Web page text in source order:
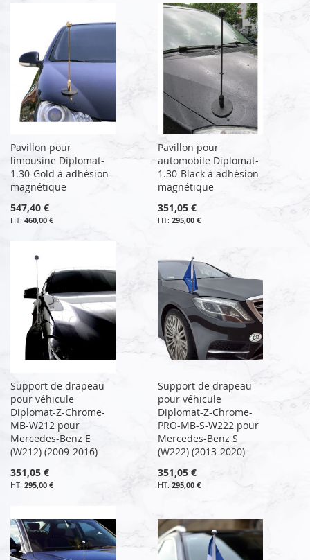
Pavillon pour
limousine Diplomat-
1.30-Gold à adhésion
magnétique
547,40 €
460,00 €
Pavillon pour
automobile Diplomat-
1.30-Black à adhésion
magnétique
351,05 €
295,00 €
Support de drapeau
pour véhicule
Diplomat-Z-Chrome-
MB-W212 pour
Mercedes-Benz E
(W212) (2009-2016)
351,05 €
295,00 €
Support de drapeau
pour véhicule
Diplomat-Z-Chrome-
PRO-MB-S-W222 pour
Mercedes-Benz S
(W222) (2013-2020)
351,05 €
295,00 €